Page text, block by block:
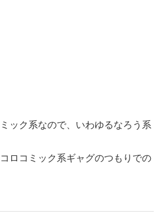
ック系なので、いわゆるなろう系
ロコミック系ギャグのつもりでの